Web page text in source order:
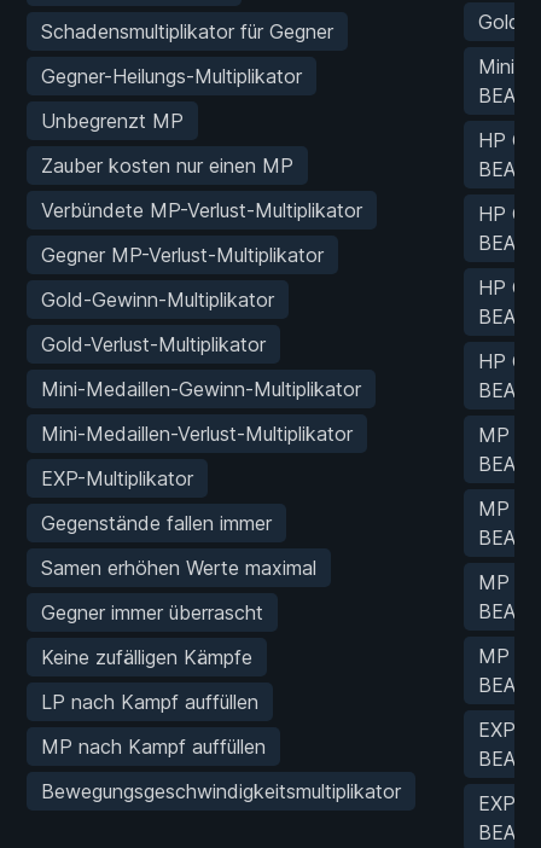
Schadensmultiplikator für Gegner
Gegner-Heilungs-Multiplikator
Unbegrenzt MP
Zauber kosten nur einen MP
Verbündete MP-Verlust-Multiplikator
Gegner MP-Verlust-Multiplikator
Gold-Gewinn-Multiplikator
Gold-Verlust-Multiplikator
Mini-Medaillen-Gewinn-Multiplikator
Mini-Medaillen-Verlust-Multiplikator
EXP-Multiplikator
Gegenstände fallen immer
Samen erhöhen Werte maximal
Gegner immer überrascht
Keine zufälligen Kämpfe
LP nach Kampf auffüllen
MP nach Kampf auffüllen
Bewegungsgeschwindigkeitsmultiplikator
Gold
Mini-
HP
HP
HP
HP
MP
MP
MP
MP
EXP
EXP